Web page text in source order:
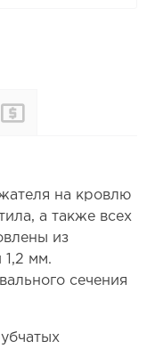
на кровлю
а также всех
из
1,2 мм.
сечения